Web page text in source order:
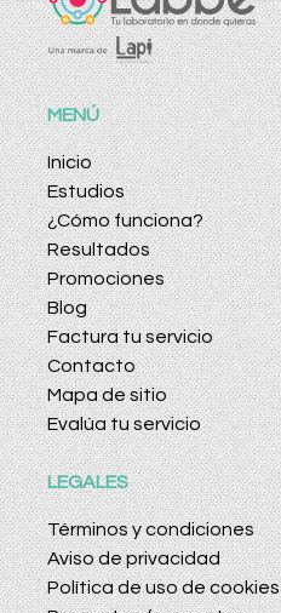
MENÚ
Inicio
Estudios
¿Cómo funciona?
Resultados
Promociones
Blog
Factura tu servicio
Contacto
Mapa de sitio
Evalúa tu servicio
LEGALES
Términos y condiciones
Aviso de privacidad
Política de uso de cookies